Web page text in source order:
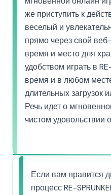
же приступить к
веселый и
прямо через свой
время и место для
удобством играть в
время и в любом
длительных загрузок
Речь идет о
чистом удовольствии
Если вам нравится
процесс RE-